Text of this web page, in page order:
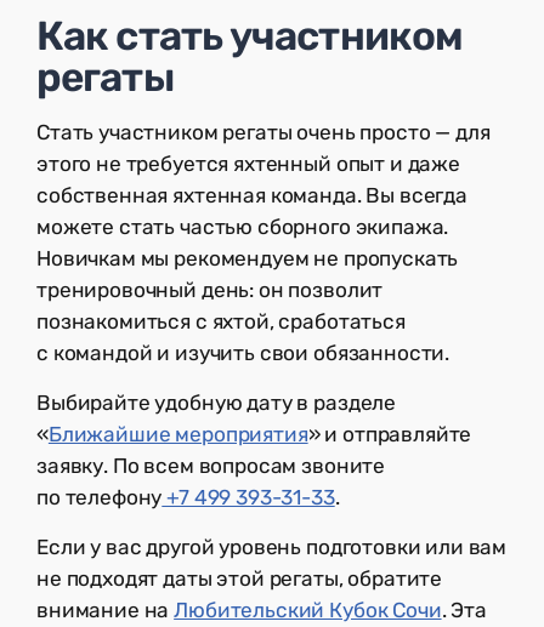
Как стать участником
регаты
Стать участником регаты очень просто — для
этого не требуется яхтенный опыт и даже
собственная яхтенная команда. Вы всегда
можете стать частью сборного экипажа.
Новичкам мы рекомендуем не пропускать
тренировочный день: он позволит
познакомиться с яхтой, сработаться
с командой и изучить свои обязанности.
Выбирайте удобную дату в разделе
«Ближайшие мероприятия» и отправляйте
заявку. По всем вопросам звоните
по телефону +7 499 393-31-33.
Если у вас другой уровень подготовки или вам
не подходят даты этой регаты, обратите
внимание наЛюбительский Кубок Сочи. Эта